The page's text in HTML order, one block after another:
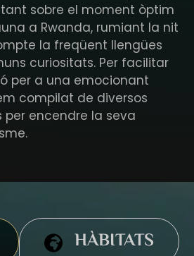
sobre el moment òptim
a Rwanda, rumiant la nit
la freqüent llengües
curiositats. Per facilitar
per a una emocionant
compilat de diversos
per encendre la seva
HÀBITATS